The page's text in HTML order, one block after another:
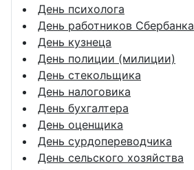
День психолога
День работников Сбербанка
День кузнеца
День полиции (милиции)
День стекольщика
День налоговика
День бухгалтера
День оценщика
День сурдопереводчика
День сельского хозяйства